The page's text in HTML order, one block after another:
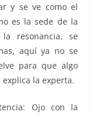
y se ve como el
es la sede de la
resonancia, se
aquí ya no se
para que algo
explica la experta.
Ojo con la